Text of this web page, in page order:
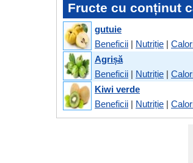
Fructe cu conținut
gutuie
Beneficii | Nutriție |
Agrișă
Beneficii | Nutriție |
Kiwi verde
Beneficii | Nutriție |